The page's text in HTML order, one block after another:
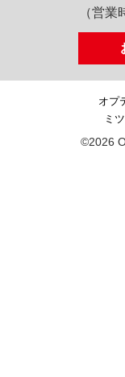
（営
オプ
ミ
©2026